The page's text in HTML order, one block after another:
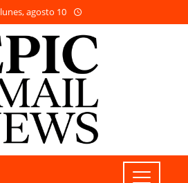
lunes, agosto 10